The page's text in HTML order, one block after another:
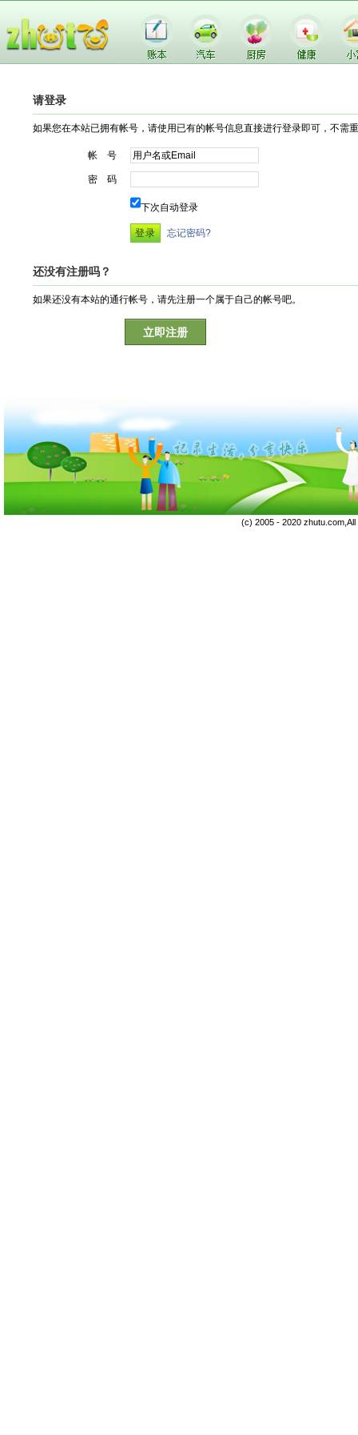
请登录
如果您在本站已拥有帐号，请使用已有的帐号信息直接进行登录即可，不需
帐 号
密 码
下次自动登录
忘记密码?
还没有注册吗？
如果还没有本站的通行帐号，请先注册一个属于自己的帐号吧。
立即注册
(c) 2005 - 2020